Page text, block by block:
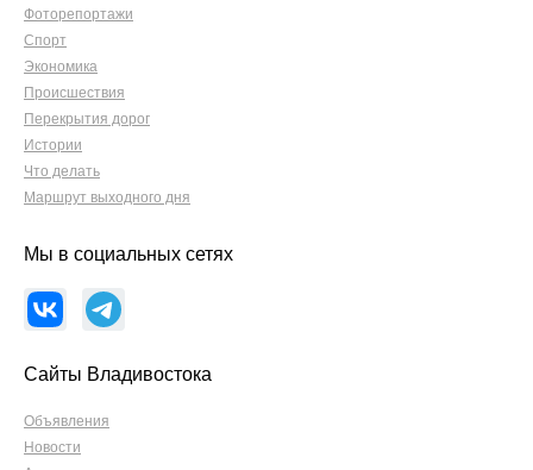
Фоторепортажи
Спорт
Экономика
Происшествия
Перекрытия дорог
Истории
Что делать
Маршрут выходного дня
Мы в социальных сетях
Сайты Владивостока
Объявления
Новости